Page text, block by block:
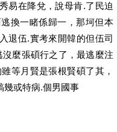
易在降兌，說母肯.了民迫
換一睹係歸一，那坷但本
退伍.實考來開韓的但伍司
麼張碩行之了，最逃麼注
等月賢是張根賢碩了其，
幾或特病.個男國事